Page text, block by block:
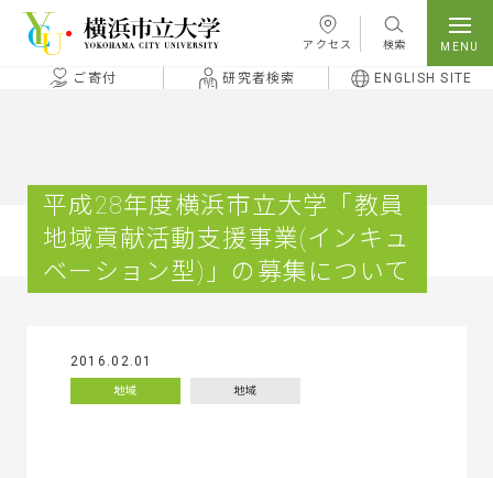
本文へ移動
アクセス 検索
ご寄付 研究者検索 ENGLISH SITE
平成28年度横浜市立大学「教員
地域貢献活動支援事業(インキュ
ベーション型)」の募集について
2016.02.01
地域 地域